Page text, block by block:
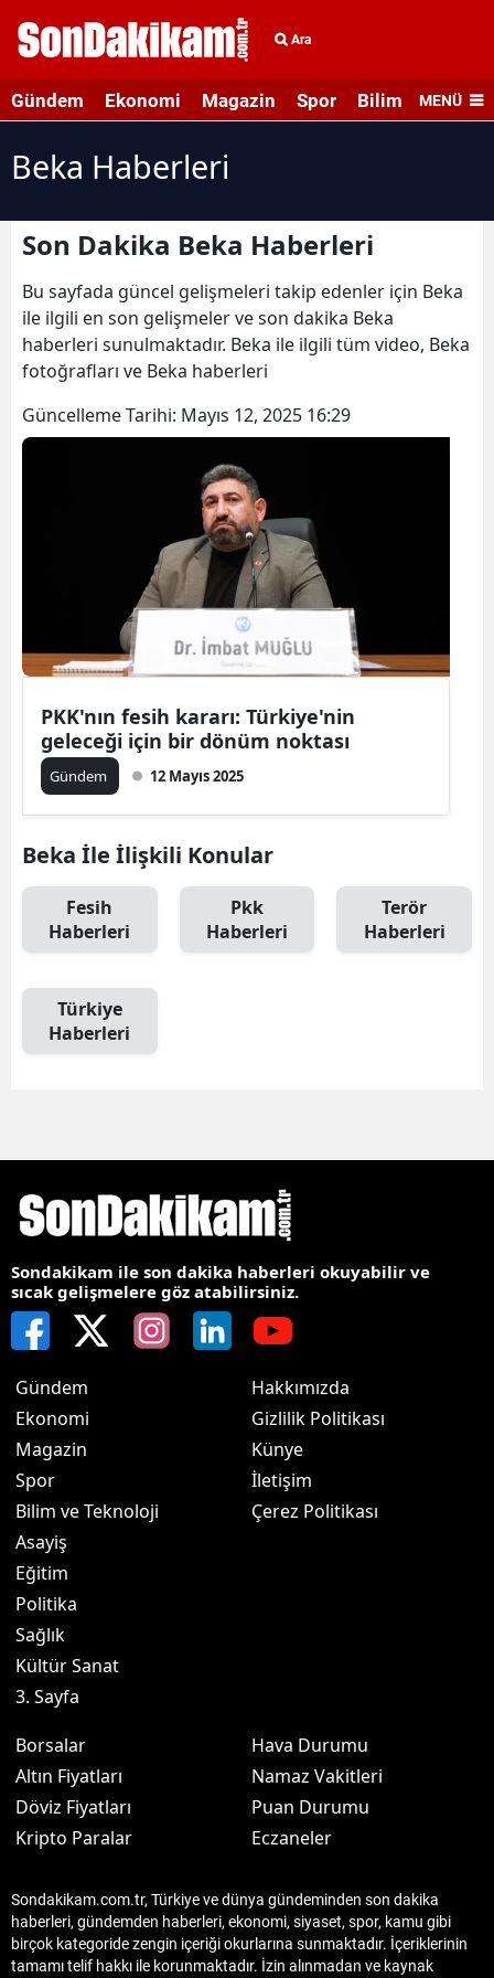
Ara
Gündem Ekonomi Magazin Spor Bilim veMENÜ
Beka Haberleri
Son Dakika Beka Haberleri
Bu sayfada güncel gelişmeleri takip edenler için Beka
ile ilgili en son gelişmeler ve son dakika Beka
haberleri sunulmaktadır. Beka ile ilgili tüm video, Beka
fotoğrafları ve Beka haberleri
Güncelleme Tarihi: Mayıs 12, 2025 16:29
PKK'nın fesih kararı: Türkiye'nin
geleceği için bir dönüm noktası
Gündem 12 Mayıs 2025
Beka İle İlişkili Konular
Fesih
Haberleri
Pkk
Haberleri
Terör
Haberleri
Türkiye
Haberleri
Sondakikam ile son dakika haberleri okuyabilir ve
sıcak gelişmelere göz atabilirsiniz.
Gündem
Ekonomi
Magazin
Spor
Bilim ve Teknoloji
Asayiş
Eğitim
Politika
Sağlık
Kültür Sanat
3. Sayfa
Hakkımızda
Gizlilik Politikası
Künye
İletişim
Çerez Politikası
Borsalar
Altın Fiyatları
Döviz Fiyatları
Kripto Paralar
Hava Durumu
Namaz Vakitleri
Puan Durumu
Eczaneler
Sondakikam.com.tr, Türkiye ve dünya gündeminden son dakika
haberleri, gündemden haberleri, ekonomi, siyaset, spor, kamu gibi
birçok kategoride zengin içeriği okurlarına sunmaktadır. İçeriklerinin
tamamı telif hakkı ile korunmaktadır. İzin alınmadan ve kaynak